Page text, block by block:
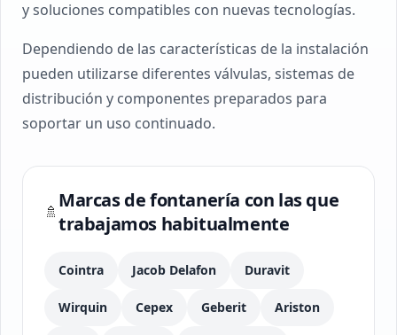
y soluciones compatibles con nuevas tecnologías.
Dependiendo de las características de la instalación
pueden utilizarse diferentes válvulas, sistemas de
distribución y componentes preparados para
soportar un uso continuado.
🚿 Marcas de fontanería con las que
trabajamos habitualmente
Cointra Jacob Delafon Duravit
Wirquin Cepex Geberit Ariston